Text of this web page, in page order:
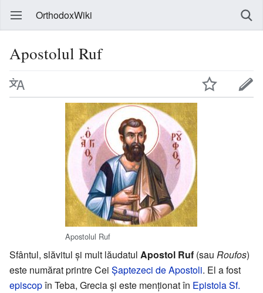
OrthodoxWiki
Apostolul Ruf
Apostolul Ruf
Sfântul, slăvitul şi mult lăudatul Apostol Ruf (sau Roufos)
este numărat printre Cei Şaptezeci de Apostoli. El a fost
episcopîn Teba, Grecia şi este menţionat în Epistola Sf.